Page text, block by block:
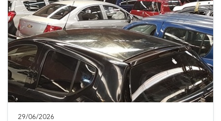
29/06/2026